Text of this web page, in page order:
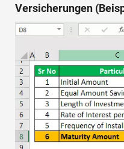
Versicherungen